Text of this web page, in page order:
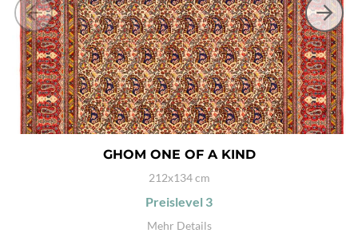
GHOM ONE OF A KIND
212x134 cm
Preislevel 3
Mehr Details